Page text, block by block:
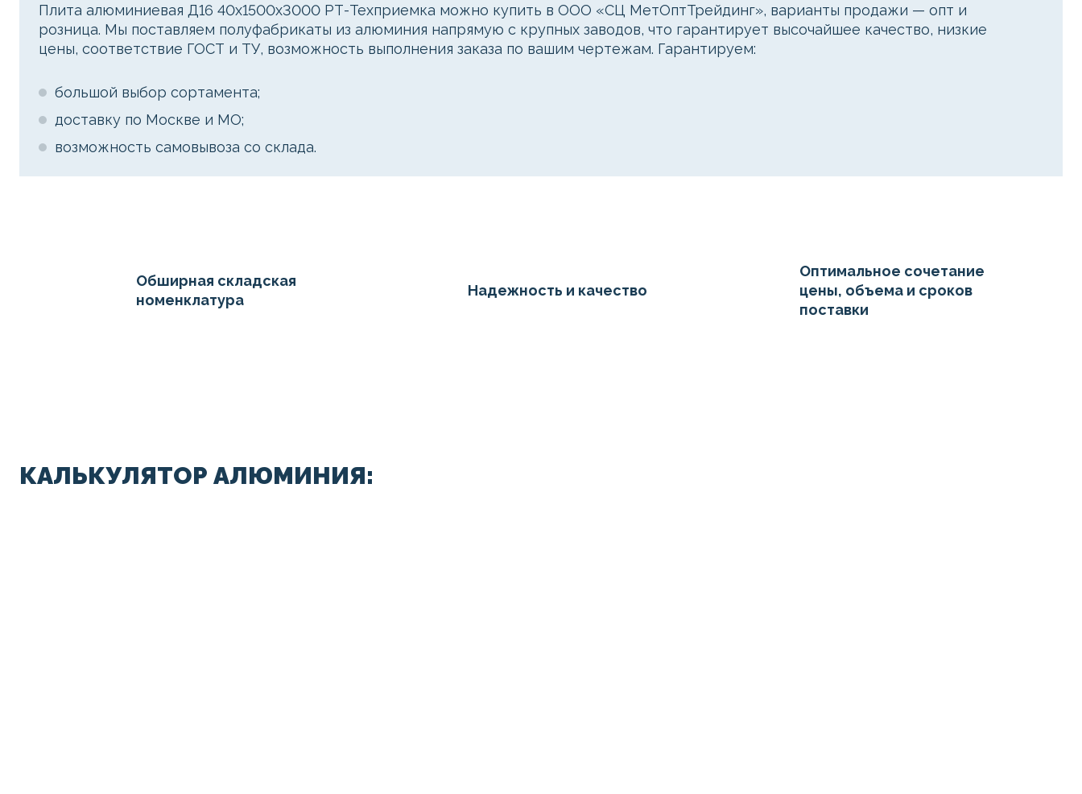
Плита алюминиевая Д16 40х1500х3000 РТ-Техприемка можно купить в ООО «СЦ МетОптТрейдинг», варианты продажи — опт и
розница. Мы поставляем полуфабрикаты из алюминия напрямую с крупных заводов, что гарантирует высочайшее качество, низкие
цены, соответствие ГОСТ и ТУ, возможность выполнения заказа по вашим чертежам. Гарантируем:
большой выбор сортамента;
доставку по Москве и МО;
возможность самовывоза со склада.
Обширная складская
номенклатура
Надежность и качество
Оптимальное сочетание
цены, объема и сроков
поставки
КАЛЬКУЛЯТОР АЛЮМИНИЯ: